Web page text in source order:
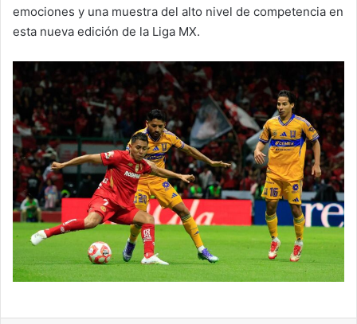
emociones y una muestra del alto nivel de competencia en
esta nueva edición de la Liga MX.